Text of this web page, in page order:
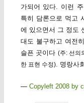
가되어 있다. 이런
특히 담론으로 먹고
에 있으면서 그 정도
대도 불구하고 여전
슬픈 곳이다 (주: 선의
한 표현 수정). 명랑사
— Copyleft 2008 by